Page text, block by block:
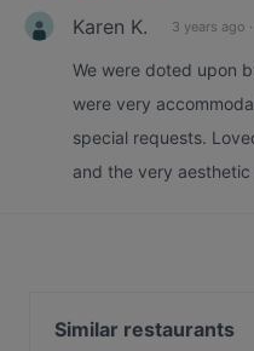
Karen K. 3 years ago ·
We were doted upon
were very
special requests.
and the very
Similar restaurants